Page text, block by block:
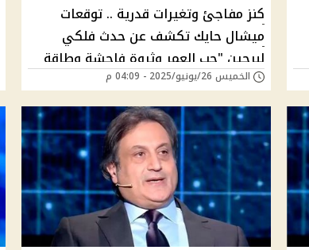
كنز مفاجئ وتغيرات قدرية .. توقعات
ميشال حايك تكشف عن حدث فلكي
لبرجين "حب العمر وثروة فاحشة وطاقة
كونية" وحظ نادر لبرج الأسد أزاي هيحصل
كده؟
الخميس 26/يونيو/2025 - 04:09 م